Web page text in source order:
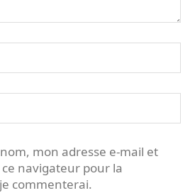
mon adresse e-mail et
navigateur pour la
commenterai.